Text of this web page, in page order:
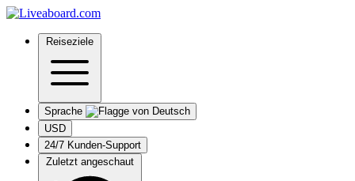
Reiseziele
Sprache
USD
24/7 Kunden-Support
Zuletzt angeschaut